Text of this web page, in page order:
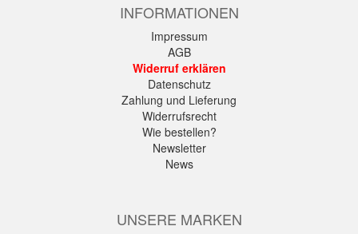
INFORMATIONEN
Impressum
AGB
Widerruf erklären
Datenschutz
Zahlung und Lieferung
Widerrufsrecht
Wie bestellen?
Newsletter
News
UNSERE MARKEN